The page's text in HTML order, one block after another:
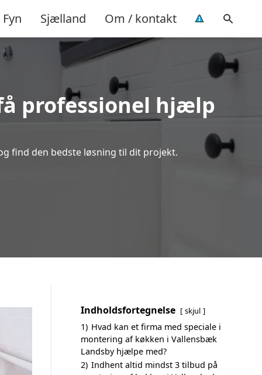
Fyn Sjælland Om / kontakt
professionel hjælp
find den bedste løsning til dit projekt.
Indholdsfortegnelse skjul
1) Hvad kan et firma med speciale i
montering af køkken i Vallensbæk
Landsby hjælpe med?
2) Indhent altid mindst 3 tilbud på